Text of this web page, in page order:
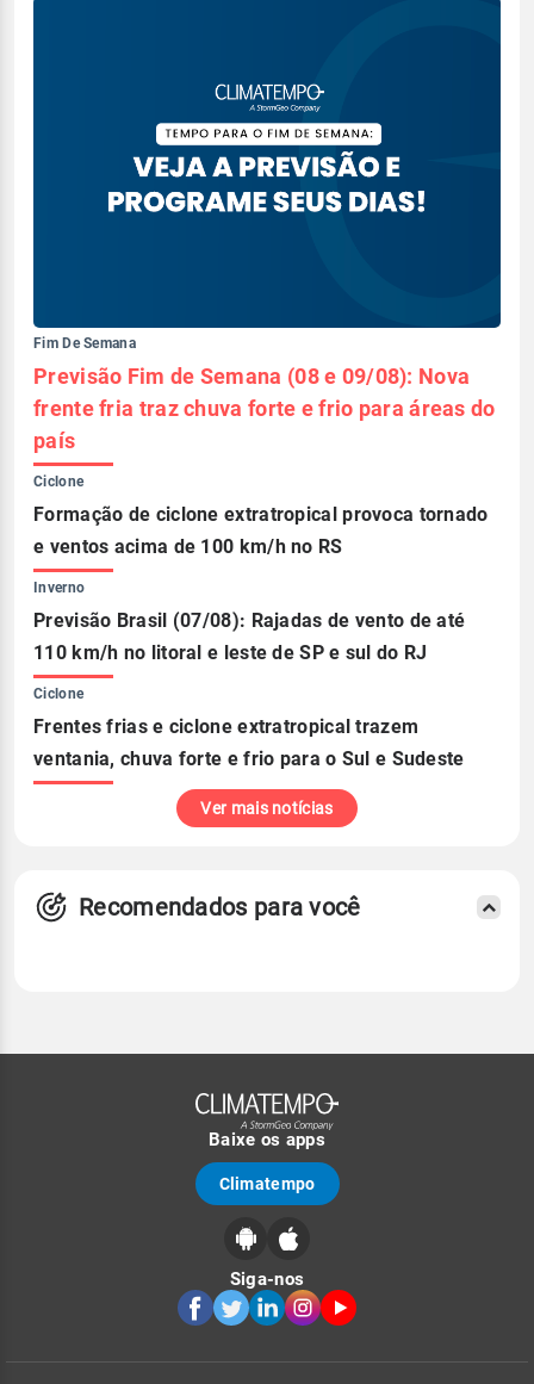
Fim De Semana
Previsão Fim de Semana (08 e 09/08): Nova
frente fria traz chuva forte e frio para áreas do
país
Ciclone
Formação de ciclone extratropical provoca tornado
e ventos acima de 100 km/h no RS
Inverno
Previsão Brasil (07/08): Rajadas de vento de até
110 km/h no litoral e leste de SP e sul do RJ
Ciclone
Frentes frias e ciclone extratropical trazem
ventania, chuva forte e frio para o Sul e Sudeste
Ver mais notícias
Recomendados para você
Baixe os apps
Climatempo
Siga-nos